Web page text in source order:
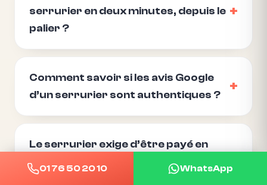
serrurier en deux minutes, depuis le
palier ?
Comment savoir si les avis Google
d’un serrurier sont authentiques ?
Le serrurier exige d’être payé en
espèces, tout de suite : que dois-je
01 76 50 20 10 WhatsApp